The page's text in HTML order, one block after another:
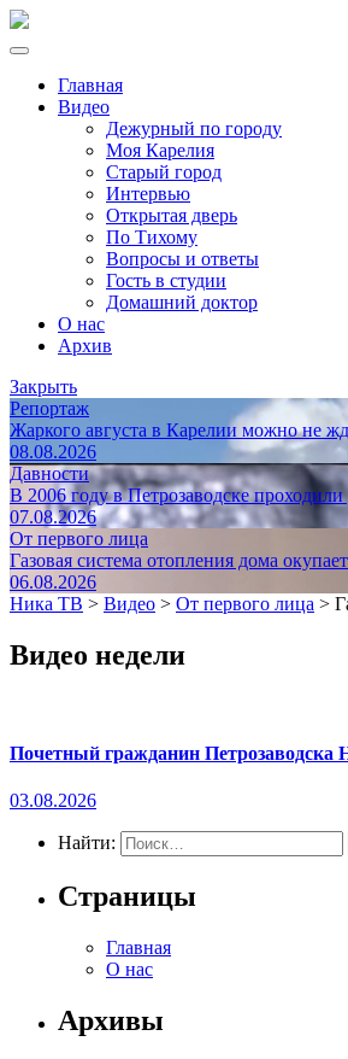
Главная
Видео
Дежурный по городу
Моя Карелия
Старый город
Интервью
Открытая дверь
По Тихому
Вопросы и ответы
Гость в студии
Домашний доктор
О нас
Архив
Закрыть
Репортаж
Жаркого августа в Карелии можно не
08.08.2026
Давности
В 2006 году в Петрозаводске
07.08.2026
От первого лица
Газовая система отопления дома
06.08.2026
Ника ТВ > Видео > От первого лица >
Видео недели
Почетный гражданин Петрозаводска
03.08.2026
Найти:
Страницы
Главная
О нас
Архивы